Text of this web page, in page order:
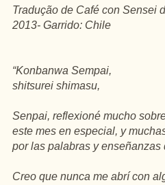
Tradução de Café con Sensei
2013- Garrido: Chile
“Konbanwa Sempai,
shitsurei shimasu,
Senpai, reflexioné mucho
este mes en especial, y
porlas palabras y enseñanzas
Creo que nunca me abrí con